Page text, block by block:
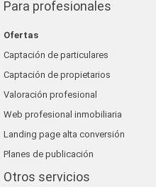
Para profesionales
Ofertas
Captación de particulares
Captación de propietarios
Valoración profesional
Web profesional inmobiliaria
Landing page alta conversión
Planes de publicación
Otros servicios